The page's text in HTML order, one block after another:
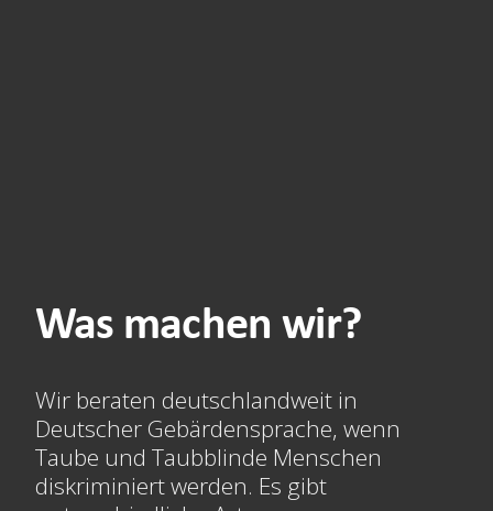
Was machen wir?
Wir beraten deutschlandweit in
Deutscher Gebärdensprache, wenn
Taube und Taubblinde Menschen
diskriminiert werden. Es gibt